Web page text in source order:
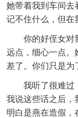
她带着我到车间去
记不住什么，但在
你的好侄女对
远点，细心一点。
差了。你们只是为
我听了很难过
我说这些话之后，
明白是燕在造假，